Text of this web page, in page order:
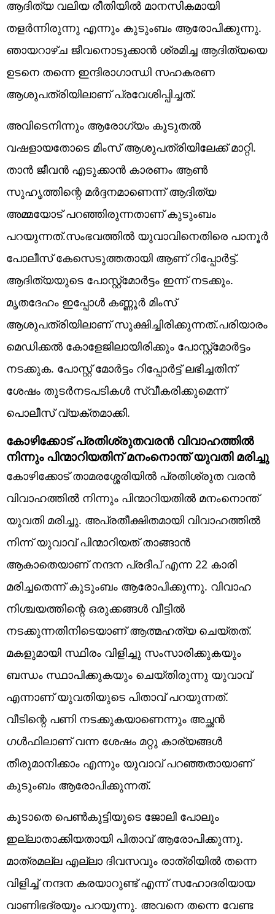
ആദിത്യ വലിയ രീതിയിൽ മാനസികമായി
തളർന്നിരുന്നു എന്നും കുടുംബം ആരോപിക്കുന്നു.
ഞായറാഴ്ച ജീവനൊടുക്കാൻ ശ്രമിച്ച ആദിത്യയെ
ഉടനെ തന്നെ ഇന്ദിരാഗാന്ധി സഹകരണ
ആശുപത്രിയിലാണ് പ്രവേശിപ്പിച്ചത്.
അവിടെനിന്നും ആരോഗ്യം കൂടുതൽ
വഷളായതോടെ മിംസ് ആശുപത്രിയിലേക്ക് മാറ്റി.
താൻ ജീവൻ എടുക്കാൻ കാരണം ആൺ
സുഹൃത്തിന്റെ മർദ്ദനമാണെന്ന് ആദിത്യ
അമ്മയോട് പറഞ്ഞിരുന്നതാണ് കുടുംബം
പറയുന്നത്.സംഭവത്തിൽ യുവാവിനെതിരെ പാനൂർ
പോലീസ് കേസെടുത്തതായി ആണ് റിപ്പോർട്ട്.
ആദിത്യയുടെ പോസ്റ്റ്മോർട്ടം ഇന്ന് നടക്കും.
മൃതദേഹം ഇപ്പോൾ കണ്ണൂർ മിംസ്
ആശുപത്രിയിലാണ് സൂക്ഷിച്ചിരിക്കുന്നത്.പരിയാരം
മെഡിക്കല്‍ കോളേജിലായിരിക്കും പോസ്റ്റ്‌മോര്‍ട്ടം
നടക്കുക. പോസ്റ്റ് മോർട്ടം റിപ്പോര്‍ട്ട് ലഭിച്ചതിന്
ശേഷം തുടര്‍നടപടികള്‍ സ്വീകരിക്കുമെന്ന്
പൊലീസ് വ്യക്തമാക്കി.
കോഴിക്കോട് പ്രതിശ്രുതവരൻ വിവാഹത്തിൽ
നിന്നും പിന്മാറിയതിന് മനംനൊന്ത് യുവതി മരിച്ചു
കോഴിക്കോട് താമരശ്ശേരിയിൽ പ്രതിശ്രുത വരൻ
വിവാഹത്തിൽ നിന്നും പിന്മാറിയതിൽ മനംനൊന്ത്
യുവതി മരിച്ചു. അപ്രതീക്ഷിതമായി വിവാഹത്തിൽ
നിന്ന് യുവാവ് പിന്മാറിയത് താങ്ങാൻ
ആകാതെയാണ് നന്ദന പ്രദീപ് എന്ന 22 കാരി
മരിച്ചതെന്ന് കുടുംബം ആരോപിക്കുന്നു. വിവാഹ
നിശ്ചയത്തിന്റെ ഒരുക്കങ്ങൾ വീട്ടിൽ
നടക്കുന്നതിനിടെയാണ് ആത്മഹത്യ ചെയ്തത്.
മകളുമായി സ്ഥിരം വിളിച്ചു സംസാരിക്കുകയും
ബന്ധം സ്ഥാപിക്കുകയും ചെയ്തിരുന്നു യുവാവ്
എന്നാണ് യുവതിയുടെ പിതാവ് പറയുന്നത്.
വീടിന്റെ പണി നടക്കുകയാണെന്നും അച്ഛൻ
ഗൾഫിലാണ് വന്ന ശേഷം മറ്റു കാര്യങ്ങൾ
തീരുമാനിക്കാം എന്നും യുവാവ് പറഞ്ഞതായാണ്
കുടുംബം ആരോപിക്കുന്നത്.
കൂടാതെ പെൺകുട്ടിയുടെ ജോലി പോലും
ഇല്ലാതാക്കിയതായി പിതാവ് ആരോപിക്കുന്നു.
മാത്രമല്ല എല്ലാ ദിവസവും രാത്രിയിൽ തന്നെ
വിളിച്ച് നന്ദന കരയാറുണ്ട് എന്ന് സഹോദരിയായ
വാണിഭദ്രയും പറയുന്നു. അവനെ തന്നെ വേണ്ട